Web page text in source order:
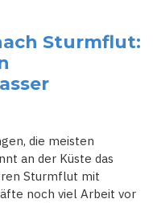
Sturmflut:
die meisten
an der Küste das
Sturmflut mit
noch viel Arbeit vor